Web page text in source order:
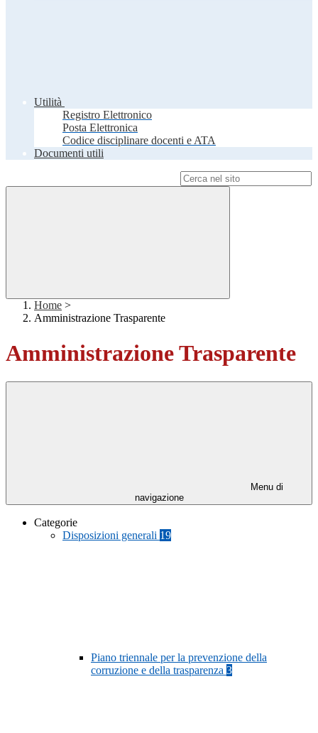
Utilità
Registro Elettronico
Posta Elettronica
Codice disciplinare docenti e ATA
Documenti utili
Home >
Amministrazione Trasparente
Amministrazione Trasparente
Menu di
navigazione
Categorie
Disposizioni generali 19
Piano triennale per la prevenzione della
corruzione e della trasparenza 3